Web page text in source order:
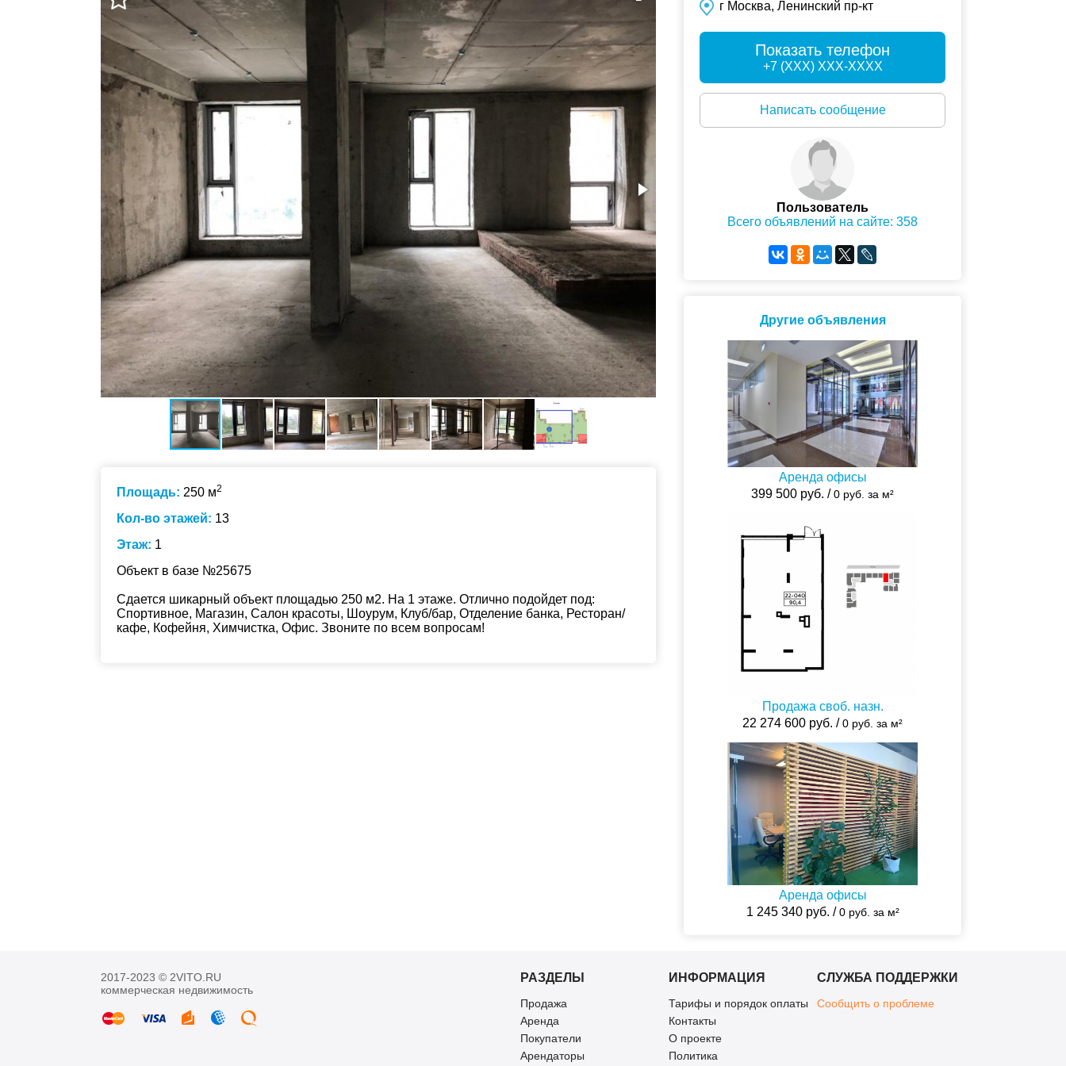
Площадь: 250 м2
Кол-во этажей: 13
Этаж: 1
Объект в базе №25675
Сдается шикарный объект площадью 250 м2. На 1 этаже. Отлично подойдет под:
Спортивное, Магазин, Салон красоты, Шоурум, Клуб/бар, Отделение банка, Ресторан/
кафе, Кофейня, Химчистка, Офис. Звоните по всем вопросам!
г Москва, Ленинский пр-кт
Показать телефон
+7 (XXX) XXX-XXXX
Написать сообщение
Пользователь
Всего объявлений на сайте: 358
Другие объявления
Аренда офисы
399 500 руб. /0 руб. за м²
Продажа своб. назн.
22 274 600 руб. /0 руб. за м²
Аренда офисы
1 245 340 руб. /0 руб. за м²
2017-2023 © 2VITO.RU
коммерческая недвижимость
РАЗДЕЛЫ
Продажа
Аренда
Покупатели
Арендаторы
ИНФОРМАЦИЯ
Тарифы и порядок оплаты
Контакты
О проекте
Политика
СЛУЖБА ПОДДЕРЖКИ
Сообщить о проблеме